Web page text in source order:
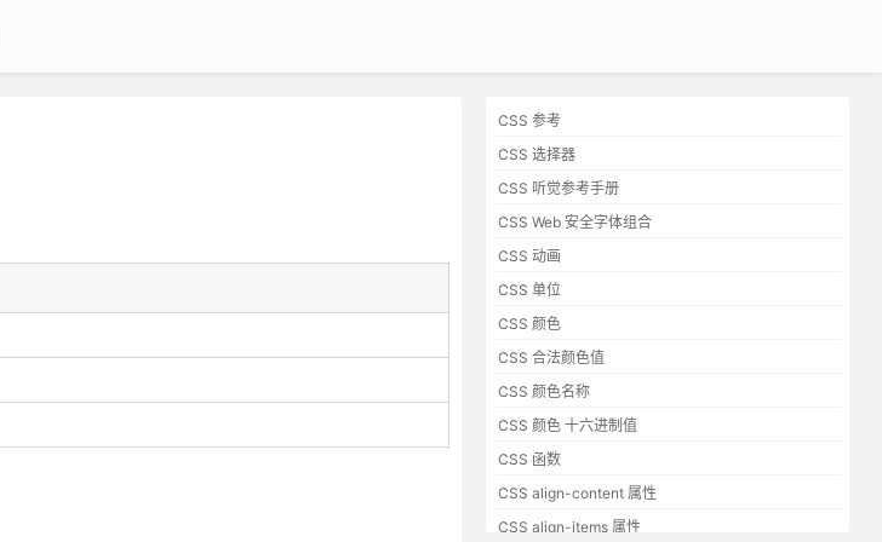
CSS 参考
CSS 选择器
CSS 听觉参考手册
CSS Web 安全字体组合
CSS 动画
CSS 单位
CSS 颜色
CSS 合法颜色值
CSS 颜色名称
CSS 颜色 十六进制值
CSS 函数
CSS align-content 属性
CSS align-items 属性